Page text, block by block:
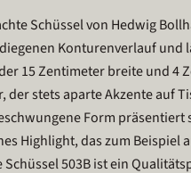
Schüssel von Hedwig
Konturenverlauf und
15 Zentimeter breite und 4
der stets aparte Akzente auf
Form präsentiert
Highlight, das zum Beispiel
Schüssel 503B ist ein